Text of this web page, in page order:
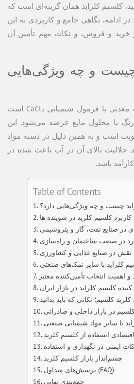
کلسیم کلراید همان گزینه‌ای است که
ادامه، نگاهی جامع و کاربردی به این
خرید و فروش، و نکات مهم تأمین آن
چیست و چه ویژگی‌هایی
یک ترکیب معدنی با فرمول شیمیایی CaCl₂ است
یا محلول مایع عرضه می‌شود. این
است و به همین دلیل در دسته مواد
حلالیت بالای آن در آب باعث شده در
باشد.
Table of Contents
چیست و چه ویژگی‌هایی دارد؟
کاربرد کلسیم کلرید در شوینده ها
در صنایع نفت، گاز و پتروشیمی
در صنعت ساختمان و راه‌سازی
نقش در صنایع غذایی و کشاورزی
کلراید با سایر نمک‌های صنعتی
و اهمیت انتخاب تأمین‌کننده معتبر
کلسیم کلراید در بازار ایران
کلسیم؛ نکاتی که باید بدانید
در بازار داخلی و صادراتی
با سایر مواد شیمیایی صنعتی
استفاده از کلسیم کلرید
ایمنی در نگهداری و استفاده
چشم‌انداز بازار کلسیم کلرید
پرسش‌های متداول (FAQ)
جمع‌بندی نهایی